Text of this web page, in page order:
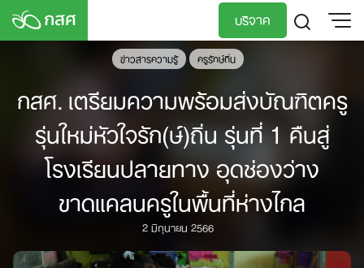
Skip
บริจาค
ข่าวสารความรู้ ครูรักษ์ถิ่น
กสศ. เตรียมความพร้อมส่งบัณฑิตครู
รุ่นใหม่หัวใจรัก(ษ์)ถิ่น รุ่นที่ 1 คืนสู่
โรงเรียนปลายทาง อุดช่องว่าง
ขาดแคลนครูในพื้นที่ห่างไกล
2 มิถุนายน 2566